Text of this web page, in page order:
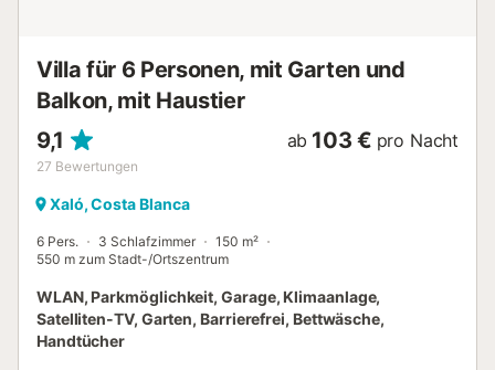
Villa für 6 Personen, mit Garten und
Balkon, mit Haustier
9,1
27 Bewertungen
ab 103 € pro Nacht
Xaló, Costa Blanca
6 Pers. 3 Schlafzimmer
150 m²
550 m zum Stadt-/Ortszentrum
WLAN, Parkmöglichkeit, Garage, Klimaanlage,
Satelliten-TV, Garten, Barrierefrei, Bettwäsche,
Handtücher